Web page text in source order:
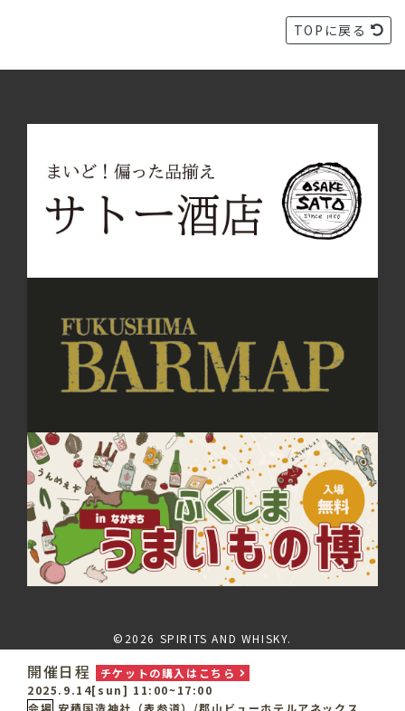
TOPに戻る
©2026 SPIRITS AND WHISKY.
開催日程
チケットの購入はこちら
2025.9.14[sun] 11:00~17:00
会場 安積国造神社（表参道）/郡山ビューホテルアネックス